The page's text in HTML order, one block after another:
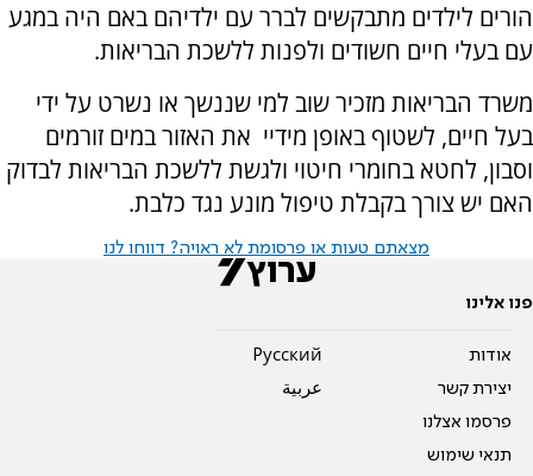
הורים לילדים מתבקשים לברר עם ילדיהם באם היה במגע
עם בעלי חיים חשודים ולפנות ללשכת הבריאות.
משרד הבריאות מזכיר שוב למי שננשך או נשרט על ידי
בעל חיים, לשטוף באופן מידיי את האזור במים זורמים
וסבון, לחטא בחומרי חיטוי ולגשת ללשכת הבריאות לבדוק
האם יש צורך בקבלת טיפול מונע נגד כלבת.
מצאתם טעות או פרסומת לא ראויה? דווחו לנו
פנו אלינו
אודות
יצירת קשר
פרסמו אצלנו
תנאי שימוש
Pусский
عربية